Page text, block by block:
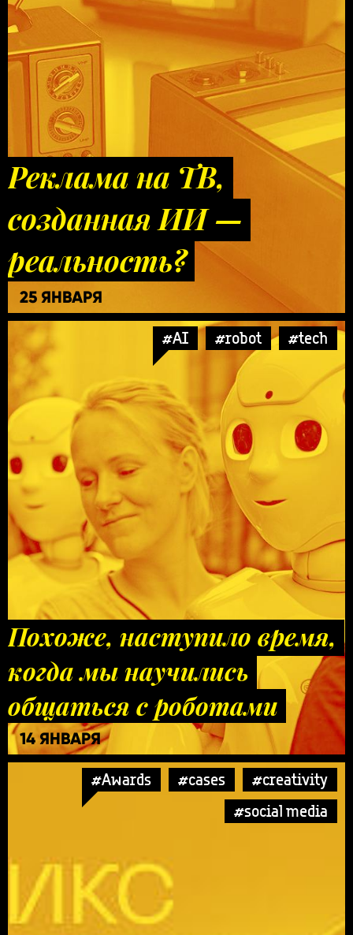
Реклама на ТВ,
созданная ИИ —
реальность?
25 ЯНВАРЯ
#AI #robot #tech
Похоже, наступило время,
когда мы научились
общаться с роботами
14 ЯНВАРЯ
#Awards #cases
#creativity
#social media